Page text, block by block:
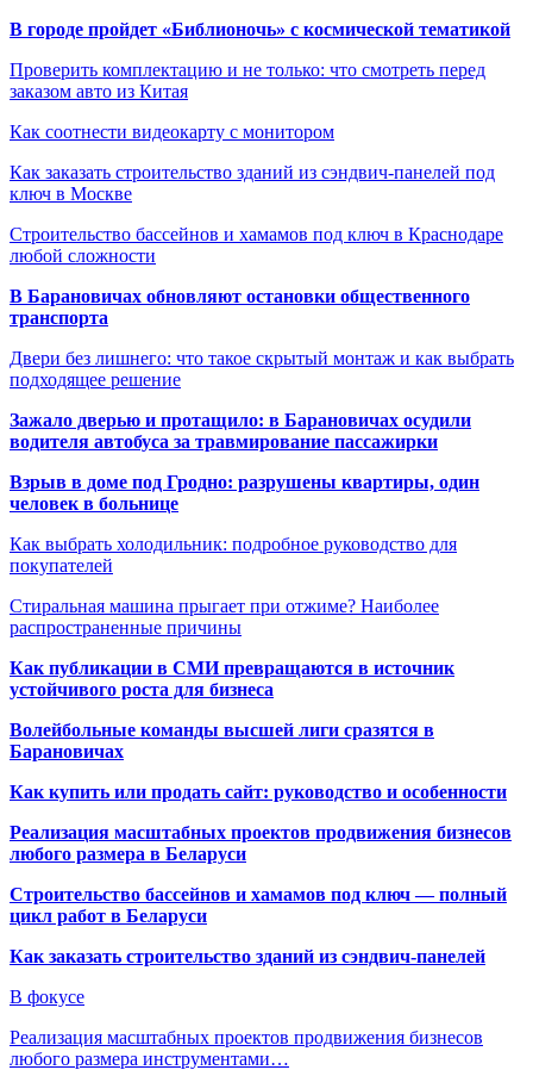
В городе пройдет «Библионочь» с космической тематикой
Проверить комплектацию и не только: что смотреть перед
заказом авто из Китая
Как соотнести видеокарту с монитором
Как заказать строительство зданий из сэндвич-панелей под
ключ в Москве
Строительство бассейнов и хамамов под ключ в Краснодаре
любой сложности
В Барановичах обновляют остановки общественного
транспорта
Двери без лишнего: что такое скрытый монтаж и как выбрать
подходящее решение
Зажало дверью и протащило: в Барановичах осудили
водителя автобуса за травмирование пассажирки
Взрыв в доме под Гродно: разрушены квартиры, один
человек в больнице
Как выбрать холодильник: подробное руководство для
покупателей
Стиральная машина прыгает при отжиме? Наиболее
распространенные причины
Как публикации в СМИ превращаются в источник
устойчивого роста для бизнеса
Волейбольные команды высшей лиги сразятся в
Барановичах
Как купить или продать сайт: руководство и особенности
Реализация масштабных проектов продвижения бизнесов
любого размера в Беларуси
Строительство бассейнов и хамамов под ключ — полный
цикл работ в Беларуси
Как заказать строительство зданий из сэндвич-панелей
В фокусе
Реализация масштабных проектов продвижения бизнесов
любого размера инструментами…